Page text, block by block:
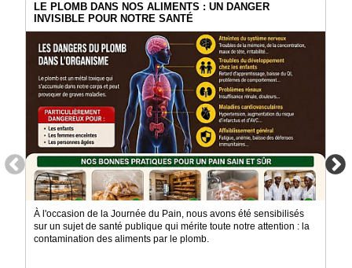
TvLocale
RUBRIQUES
Agenda
Gazette
Vidéos
LE PLOMB DANS NOS ALIMENTS : UN DANGER
INVISIBLE POUR NOTRE SANTÉ
À l'occasion de la Journée du Pain, nous avons été sensibilisés
sur un sujet de santé publique qui mérite toute notre attention : la
contamination des aliments par le plomb.